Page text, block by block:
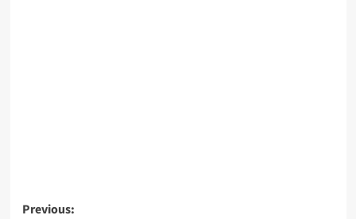
Previous: